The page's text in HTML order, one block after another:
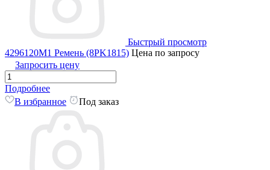
Быстрый просмотр
4296120M1 Ремень (8PK1815) Цена по запросу
Запросить цену
Подробнее
В избранное
Под заказ